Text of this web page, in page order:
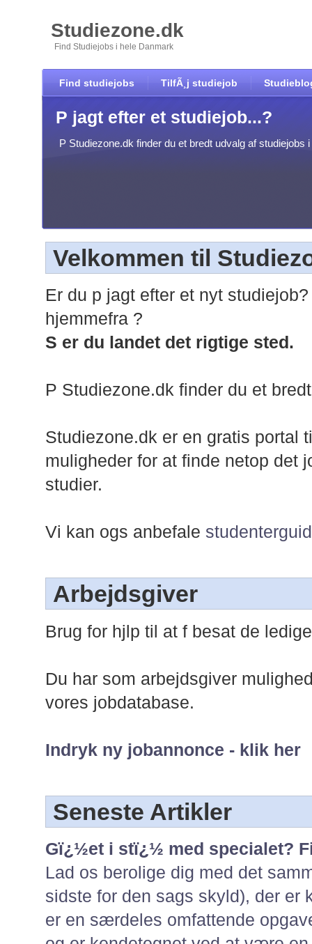
Studiezone.dk
Find Studiejobs i hele Danmark
Find studiejobs TilfÃ¸j studiejob
P jagt efter et studiejob...?
P Studiezone.dk finder du et bredt udvalg af studiejobs
Velkommen til
Er du p jagt efter et nyt
hjemmefra ?
S er du landet det rigtige sted.
P Studiezone.dk finder du et
Studiezone.dk er en gratis portal
muligheder for at finde netop det
studier.
Vi kan ogs anbefale
Arbejdsgiver
Brug for hjlp til at f besat de
Du har som arbejdsgiver
vores jobdatabase.
Indryk ny jobannonce - klik her
Seneste Artikler
Gï¿½et i stï¿½ med specialet?
Lad os berolige dig med det
sidste for den sags skyld), der er
er en særdeles omfattende